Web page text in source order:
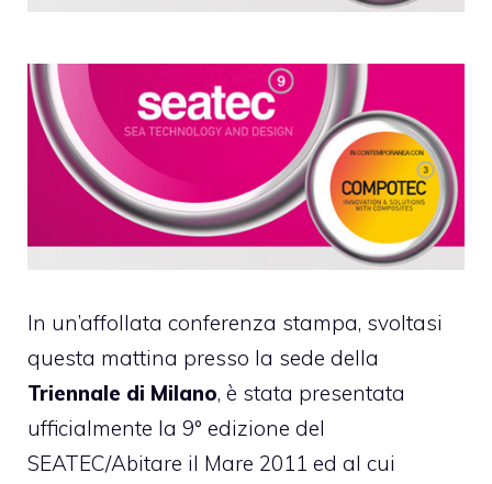
In un’affollata conferenza stampa, svoltasi
questa mattina presso la sede della
Triennale di Milano, è stata presentata
ufficialmente la 9° edizione del
SEATEC/Abitare il Mare 2011 ed al cui